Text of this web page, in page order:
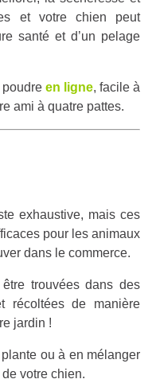
et votre chien peut
santé et d’un pelage
poudre en ligne, facile à
ami à quatre pattes.
exhaustive, mais ces
pour les animaux
dans le commerce.
trouvées dans des
récoltées de manière
jardin !
ou à en mélanger
votre chien.